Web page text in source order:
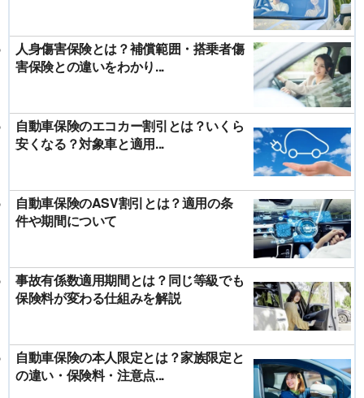
人身傷害保険とは？補償範囲・搭乗者傷
害保険との違いをわかり...
自動車保険のエコカー割引とは？いくら
安くなる？対象車と適用...
自動車保険のASV割引とは？適用の条
件や期間について
事故有係数適用期間とは？同じ等級でも
保険料が変わる仕組みを解説
自動車保険の本人限定とは？家族限定と
の違い・保険料・注意点...